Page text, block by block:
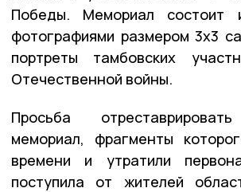
Победы. Мемориал состоит
фотографиями размером 3х3
портреты тамбовских
Отечественной войны.
Просьба
мемориал, фрагменты
времени и утратили
поступила от жителей